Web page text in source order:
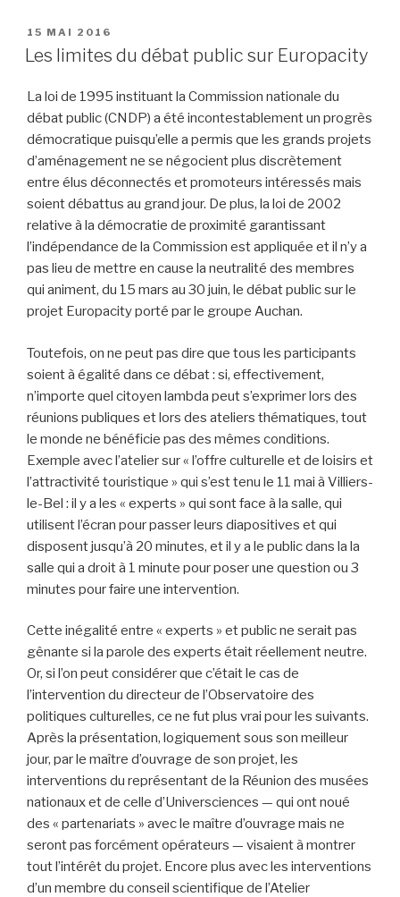
PUBLIÉ
LE
15 MAI 2016
Les limites du débat public sur Europacity
La loi de 1995 instituant la Commission nationale du
débat public (CNDP) a été incontestablement un progrès
démocratique puisqu’elle a permis que les grands projets
d’aménagement ne se négocient plus discrètement
entre élus déconnectés et promoteurs intéressés mais
soient débattus au grand jour. De plus, la loi de 2002
relative à la démocratie de proximité garantissant
l’indépendance de la Commission est appliquée et il n’y a
pas lieu de mettre en cause la neutralité des membres
qui animent, du 15 mars au 30 juin, le débat public sur le
projet Europacity porté par le groupe Auchan.
Toutefois, on ne peut pas dire que tous les participants
soient à égalité dans ce débat : si, effectivement,
n’importe quel citoyen lambda peut s’exprimer lors des
réunions publiques et lors des ateliers thématiques, tout
le monde ne bénéficie pas des mêmes conditions.
Exemple avec l’atelier sur « l’offre culturelle et de loisirs et
l’attractivité touristique » qui s’est tenu le 11 mai à Villiers-
le-Bel : il y a les « experts » qui sont face à la salle, qui
utilisent l’écran pour passer leurs diapositives et qui
disposent jusqu’à 20 minutes, et il y a le public dans la la
salle qui a droit à 1 minute pour poser une question ou 3
minutes pour faire une intervention.
Cette inégalité entre « experts » et public ne serait pas
gênante si la parole des experts était réellement neutre.
Or, si l’on peut considérer que c’était le cas de
l’intervention du directeur de l’Observatoire des
politiques culturelles, ce ne fut plus vrai pour les suivants.
Après la présentation, logiquement sous son meilleur
jour, par le maître d’ouvrage de son projet, les
interventions du représentant de la Réunion des musées
nationaux et de celle d’Universciences — qui ont noué
des « partenariats » avec le maître d’ouvrage mais ne
seront pas forcément opérateurs — visaient à montrer
tout l’intérêt du projet. Encore plus avec les interventions
d’un membre du conseil scientifique de l’Atelier